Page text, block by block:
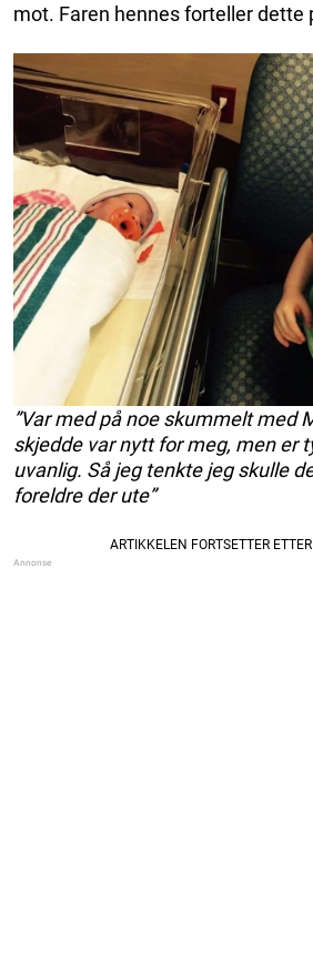
mot. Faren hennes forteller dette
”Var med på noe skummelt med
skjedde var nytt for meg, men er
uvanlig. Så jeg tenkte jeg skulle
foreldre der ute”